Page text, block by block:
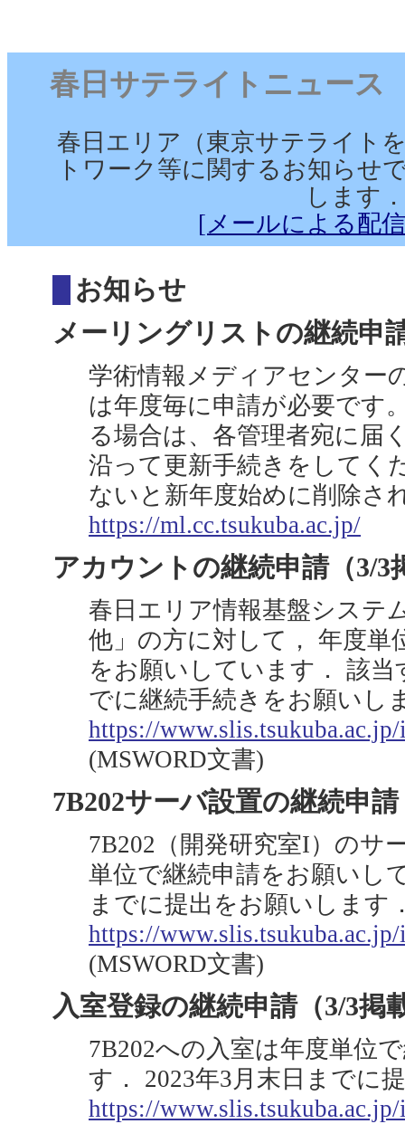
春日サテライトニュース
春日エリア（東京サテライト
トワーク等に関するお知らせ
します．
[メールによる配
お知らせ
メーリングリストの継続申
学術情報メディアセンター
は年度毎に申請が必要です
る場合は、各管理者宛に届
沿って更新手続きをしてく
ないと新年度始めに削除さ
https://ml.cc.tsukuba.ac.jp/
アカウントの継続申請（3/3
春日エリア情報基盤システ
他」の方に対して， 年度
をお願いしています． 該当
でに継続手続きをお願いし
https://
(MSWORD文書)
7B202サーバ設置の継続申
7B202（開発研究室I）のサ
単位で継続申請をお願いし
までに提出をお願いします
https://
(MSWORD文書)
入室登録の継続申請（3/3掲
7B202への入室は年度単位
す． 2023年3月末日までに
https://